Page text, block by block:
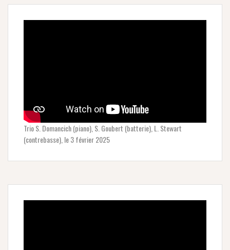
Trio S. Domancich (piano), S. Goubert (batterie), L. Stewart
(contrebasse), le 3 février 2025